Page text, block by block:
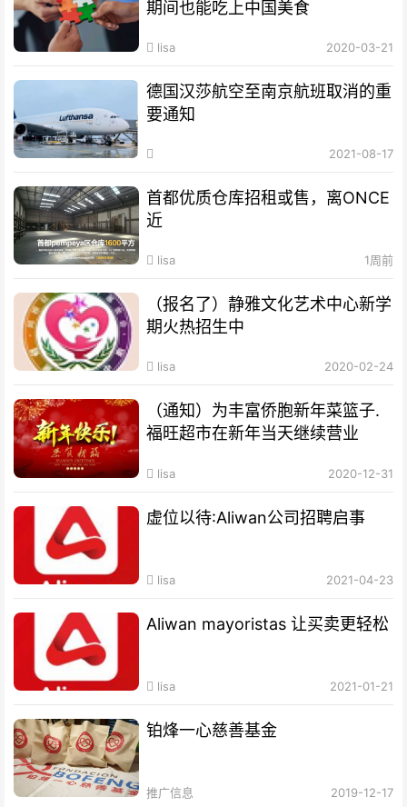
期间也能吃上中国美食
lisa 2020-03-21
德国汉莎航空至南京航班取消的重
要通知
2021-08-17
首都优质仓库招租或售，离ONCE
近
lisa 1周前
（报名了）静雅文化艺术中心新学
期火热招生中
lisa 2020-02-24
（通知）为丰富侨胞新年菜篮子.
福旺超市在新年当天继续营业
lisa 2020-12-31
虚位以待:Aliwan公司招聘启事
lisa 2021-04-23
Aliwan mayoristas 让买卖更轻松
lisa 2021-01-21
铂烽一心慈善基金
推广信息 2019-12-17